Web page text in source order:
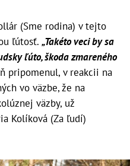
(Sme rodina) v tejto
ľútosť. „Takéto veci by sa
ľúto, škoda zmareného
pripomenul, v reakcii na
vo väzbe, že na
väzby, už
Kolíková (Za ľudí)